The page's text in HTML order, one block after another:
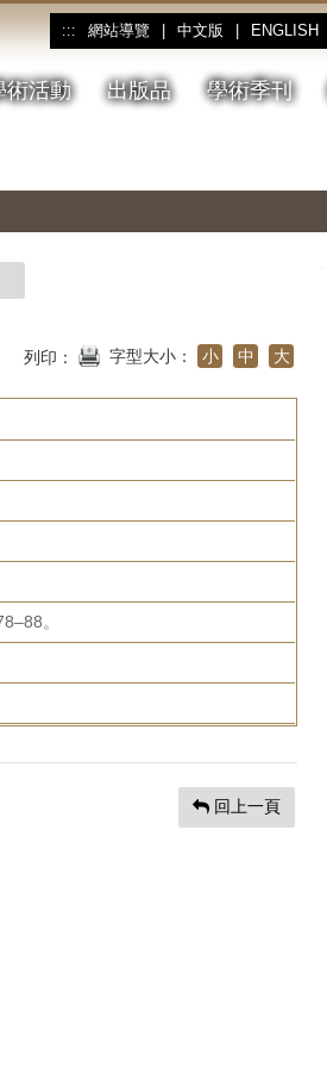
::: 網站導覽 中文版 ENGLISH
術活動 出版品 學術季刊
列印： 字型大小： 小 中 大
。
回上一頁